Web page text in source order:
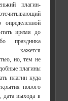
плагин-
время до
праздника
но, тем не
плагины
плагин куда
нового
дата выхода в